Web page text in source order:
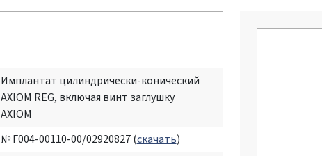
Имплантат цилиндрически-конический
AXIOM REG, включая винт заглушку
AXIOM
№ Г004-00110-00/02920827 (скачать)